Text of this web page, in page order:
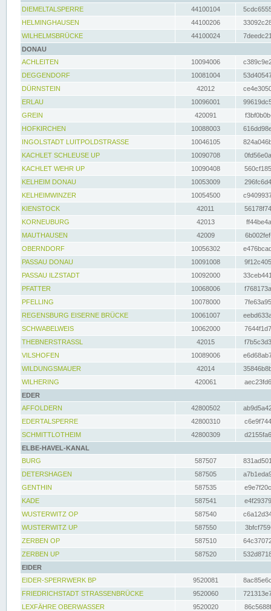
DIEMELTALSPERRE
44100104
HELMINGHAUSEN
44100206
WILHELMSBRÜCKE
44100024
DONAU
ACHLEITEN
10094006
DEGGENDORF
10081004
DÜRNSTEIN
42012
ERLAU
10096001
GREIN
420091
HOFKIRCHEN
10088003
INGOLSTADT LUITPOLDSTRASSE
10046105
KACHLET SCHLEUSE UP
10090708
KACHLET WEHR UP
10090408
KELHEIM DONAU
10053009
KELHEIMWINZER
10054500
KIENSTOCK
42011
KORNEUBURG
42013
MAUTHAUSEN
42009
OBERNDORF
10056302
PASSAU DONAU
10091008
PASSAU ILZSTADT
10092000
PFATTER
10068006
PFELLING
10078000
REGENSBURG EISERNE BRÜCKE
10061007
SCHWABELWEIS
10062000
THEBNERSTRASSL
42015
VILSHOFEN
10089006
WILDUNGSMAUER
42014
WILHERING
420061
EDER
AFFOLDERN
42800502
EDERTALSPERRE
42800310
SCHMITTLOTHEIM
42800309
ELBE-HAVEL-KANAL
BURG
587507
DETERSHAGEN
587505
GENTHIN
587535
KADE
587541
WUSTERWITZ OP
587540
WUSTERWITZ UP
587550
ZERBEN OP
587510
ZERBEN UP
587520
EIDER
EIDER-SPERRWERK BP
9520081
FRIEDRICHSTADT STRASSENBRÜCKE
9520060
LEXFÄHRE OBERWASSER
9520020